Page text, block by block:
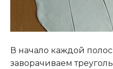
В начало каждой
заворачиваем